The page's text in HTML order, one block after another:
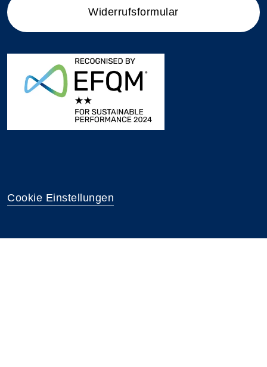
Widerrufsformular
Cookie Einstellungen